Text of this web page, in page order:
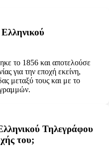
το 1856 και αποτελούσε
για την εποχή εκείνη,
μεταξύ τους και με το
Τηλεγράφου
του;